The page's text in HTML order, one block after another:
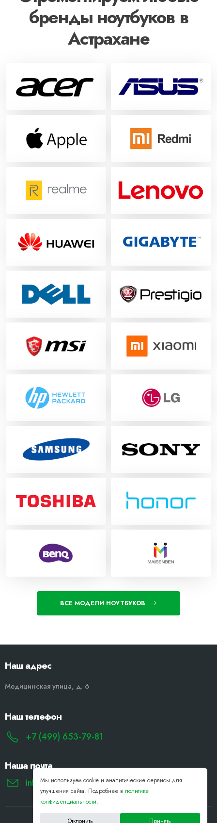
бренды ноутбуков в
Астрахане
ВСЕ МОДЕЛИ НОУТБУКОВ
Наш адрес
Медицинская улица, д. 6
Наш телефон
+7 (499) 653-79-81
Наша почта
info@remont-noutbukov-pk.ru
Мы используем cookie и аналитические сервисы для
улучшения сайта. Подробнее в политике
конфиденциальности.
Отклонить Принять